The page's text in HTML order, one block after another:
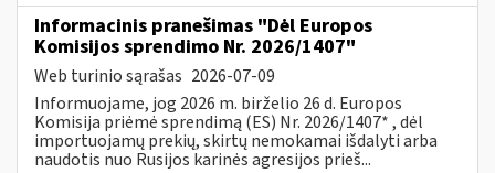
Informacinis pranešimas "Dėl Europos
Komisijos sprendimo Nr. 2026/1407"
Web turinio sąrašas 2026-07-09
Informuojame, jog 2026 m. birželio 26 d. Europos
Komisija priėmė sprendimą (ES) Nr. 2026/1407* , dėl
importuojamų prekių, skirtų nemokamai išdalyti arba
naudotis nuo Rusijos karinės agresijos prieš...